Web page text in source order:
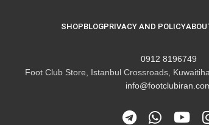
PRIVACY AND POLICY
BLOG
SHOP
8196749 0912
Foot Club Store, Istanbul Crossroads,